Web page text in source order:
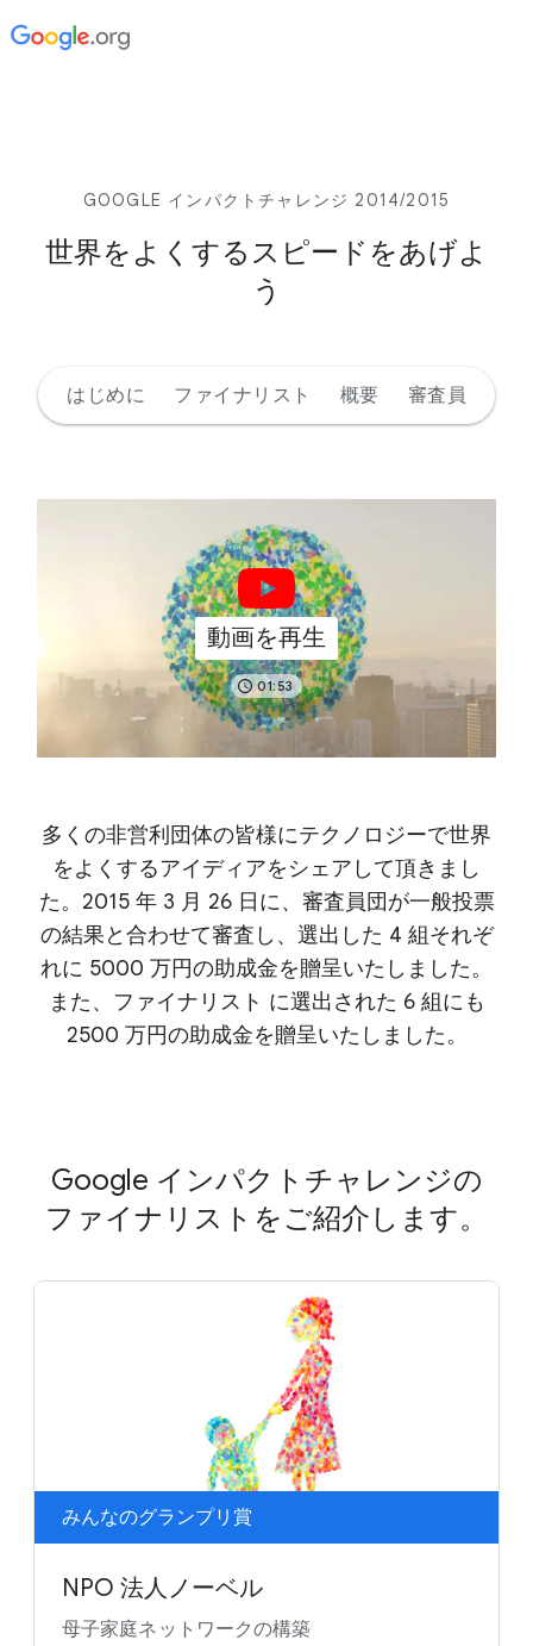
GOOGLE インパクトチャレンジ 2014/2015
世界をよくするスピードをあげよ
う
はじめに ファイナリスト 概要 審査員
動画を再生
01:53
多くの非営利団体の皆様にテクノロジーで世界
をよくするアイディアをシェアして頂きまし
た。 2015 年 3 月 26 日に、審査員団が一般投票
の結果と合わせて審査し、 選出した 4 組それぞ
れに 5000 万円の助成金を贈呈いたしました。
また、ファイナリスト に選出された 6 組にも
2500 万円の助成金を贈呈いたしました。
Google インパクトチャレンジの
ファイナリストをご紹介します。
みんなのグランプリ賞
NPO 法人ノーベル
母子家庭ネットワークの構築